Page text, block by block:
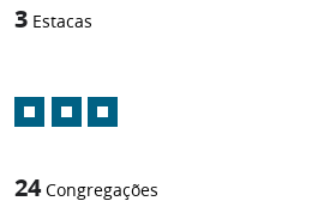
3 Estacas
24 Congregações